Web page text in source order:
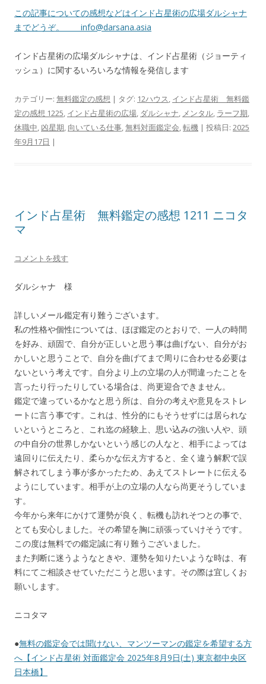
この記事についての感想などはインド占星術の広場ダルシャナ
までどうぞ。 info@darsana.asia
インド占星術の広場ダルシャナは、インド占星術（ジョーティ
ッシュ）に関するいろいろな情報を発信します
カテゴリー: 無料鑑定の感想 | タグ: 12ハウス, インド占星術 無料鑑
定の感想 1225, インド占星術の広場, ダルシャナ, メンタル, ラーフ期,
休職中, 凶星期, 向いている仕事,無料対面鑑定会,転機 | 投稿日: 2025
年9月17日 |
インド占星術 無料鑑定の感想 1211 ニコタ
マ
コメントを残す
ダルシャナ 様
詳しいメール鑑定有り難うございます。
私の性格や個性については、ほぼ鑑定のとおりで、一人の時間
を好み、頑固で、自分が正しいと思う事は曲げない、自分がお
かしいと思うことで、自分を曲げてまで周りに合わせる必要は
ないという考えです。自分より上の立場の人が間違ったことを
言ったり行ったりしている場合は、尚更迎合できません。
鑑定で違っているかなと思う所は、自分の考えや意見をストレ
ートに言う事です。これは、性分的にもそうせずには居られな
いというところと、これ迄の経験上、思い込みの強い人や、頭
の中自分の世界しかないという感じの人なと、相手によっては
遠回りに伝えたり、柔らかな伝え方すると、全く違う解釈で誤
解されてしまう事が多かったため、あえてストレートに伝える
ようにしています。相手が上の立場の人なら尚更そうしていま
す。
今年から来年にかけて運勢が良く、転機も訪れそつとの事で、
とても安心しました。その希望を胸に頑張っていけそうです。
この度は無料での鑑定誠に有り難うございました。
また判断に迷うようなときや、運勢を知りたいような時は、有
料にてご相談させていただこうと思います。その際は宜しくお
願いします。
ニコタマ
●無料の鑑定会では聞けない、マンツーマンの鑑定を希望する方
へ【インド占星術 対面鑑定会 2025年8月9日(土) 東京都中央区
日本橋】